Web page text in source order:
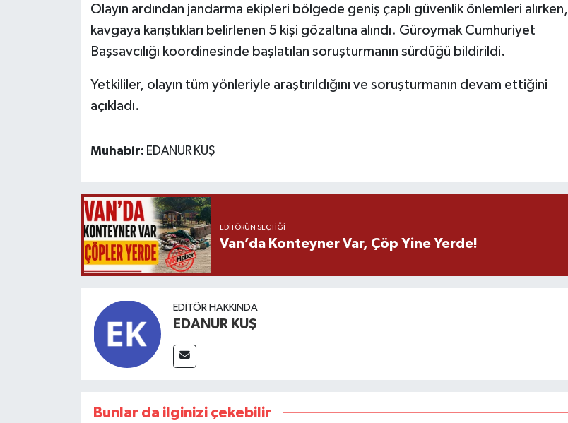
Olayın ardından jandarma ekipleri bölgede geniş çaplı güvenlik önlemleri alırken,
kavgaya karıştıkları belirlenen 5 kişi gözaltına alındı. Güroymak Cumhuriyet
Başsavcılığı koordinesinde başlatılan soruşturmanın sürdüğü bildirildi.
Yetkililer, olayın tüm yönleriyle araştırıldığını ve soruşturmanın devam ettiğini
açıkladı.
Muhabir: EDANUR KUŞ
EDITÖRÜN SEÇTIĞI
Van’da Konteyner Var, Çöp Yine Yerde!
EDITÖR HAKKINDA
EDANUR KUŞ
Bunlar da ilginizi çekebilir